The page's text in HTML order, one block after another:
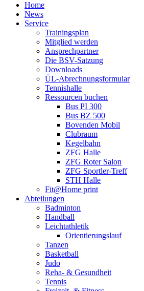
Home
News
Service
Trainingsplan
Mitglied werden
Ansprechpartner
Die BSV-Satzung
Downloads
ÜL-Abrechnungsformular
Tennishalle
Ressourcen buchen
Bus PI 300
Bus BZ 500
Bovenden Mobil
Clubraum
Kegelbahn
ZFG Halle
ZFG Roter Salon
ZFG Sportler-Treff
STH Halle
Fit@Home print
Abteilungen
Badminton
Handball
Leichtathletik
Orientierungslauf
Tanzen
Basketball
Judo
Reha- & Gesundheit
Tennis